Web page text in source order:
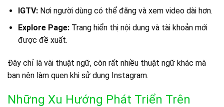
IGTV:Nơi người dùng có thể đăng và xem video dài hơn.
Explore Page:Trang hiển thị nội dung và tài khoản mới
được đề xuất.
Đây chỉ là vài thuật ngữ, còn rất nhiều thuật ngữ khác mà
bạn nên làm quen khi sử dụng Instagram.
Những Xu Hướng Phát Triển Trên